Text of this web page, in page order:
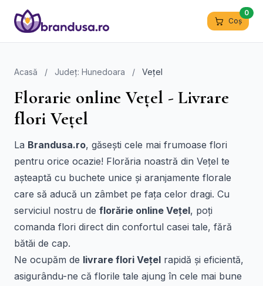
Coș
0
Acasă / Județ: Hunedoara / Vețel
Florarie online Vețel - Livrare
flori Vețel
La Brandusa.ro, găsești cele mai frumoase flori
pentru orice ocazie! Florăria noastră din Vețel te
așteaptă cu buchete unice și aranjamente florale
care să aducă un zâmbet pe fața celor dragi. Cu
serviciul nostru de florărie online Vețel, poți
comanda flori direct din confortul casei tale, fără
bătăi de cap.
Ne ocupăm de livrare flori Vețel rapidă și eficientă,
asigurându-ne că florile tale ajung în cele mai bune